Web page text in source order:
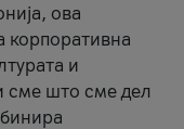
ова
корпоративна
и
сме што сме дел